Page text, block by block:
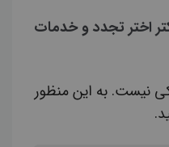
اختر تجدد و خدمات
نیست. به این منظور